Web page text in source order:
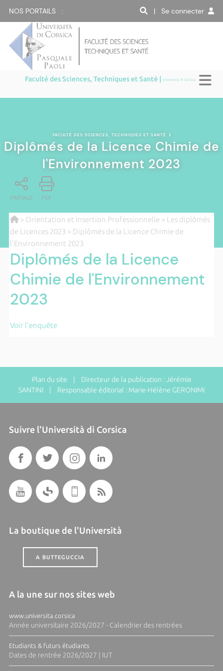
NOS PORTAILS : | Se connecter
Faculté des Sciences, Techniques et Santé |Università di Corsica
FACULTÉ DES SCIENCES, TECHNIQUES ET SANTÉ |
Diplômés de la Licence Chimie de
l'Environnement 2023
PARTAGE PDF
> Orientation et Insertion Professionnelle > Les diplômés
de Licences 2023 > Diplômés de la Licence Chimie de
l'Environnement 2023
Diplômés de la Licence
Chimie de l'Environnement
2023
Voir l'enquête
Plan du site | Directeur de la publication : Jérémie
SANTINI | Responsable éditorial : Marie-Hélène GERONIMI
Suivre l'Università di Corsica
La boutique de l'Università
A BUTTEGUCCIA
A la une sur nos sites web
www.universita.corsica
Année universitaire 2026/2027 - Calendrier des rentrées
Etudiants & futurs étudiants
Dates de rentrée 2026/2027 | IUT